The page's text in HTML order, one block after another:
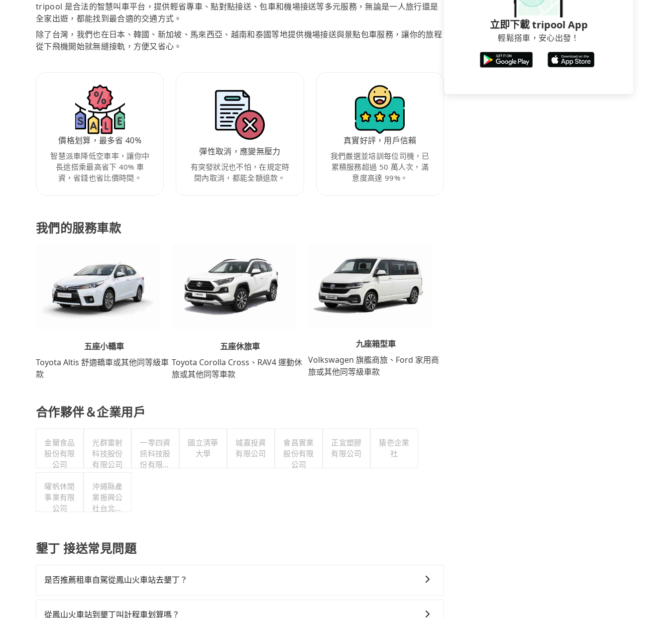
tripool 是合法的智慧叫車平台，提供輕省專車、點對點接送、包車和機場接送等多元服務，無論是一人旅行還是
全家出遊，都能找到最合適的交通方式。
除了台灣，我們也在日本、韓國、新加坡、馬來西亞、越南和泰國等地提供機場接送與景點包車服務，讓你的旅程
從下飛機開始就無縫接軌，方便又省心。
價格划算，最多省 40%
智慧派車降低空車率，讓你中
長途搭乘最高省下 40% 車
資，省錢也省比價時間。
彈性取消，應變無壓力
有突發狀況也不怕，在規定時
間內取消，都能全額退款。
真實好評，用戶信賴
我們嚴選並培訓每位司機，已
累積服務超過 50 萬人次，滿
意度高達 99%。
我們的服務車款
五座小轎車
Toyota Altis 舒適轎車或其他同等級車
款
五座休旅車
Toyota Corolla Cross、RAV4 運動休
旅或其他同等車款
九座箱型車
Volkswagen 旗艦商旅、Ford 家用商
旅或其他同等級車款
合作夥伴＆企業用戶
金蘭食品
股份有限
公司
光群雷射
科技股份
有限公司
一零四資
訊科技股
份有限公
國立清華
大學
城嘉投資
有限公司
會昌實業
股份有限
公司
正宜塑膠
有限公司
猿壱企業
社
曜帆休閒
事業有限
公司
沖繩縣產
業振興公
社台北事
墾丁 接送常見問題
是否推薦租車自駕從鳳山火車站去墾丁？
天就要來回，那在高雄路邊可隨租隨借的iRent應該是你最便宜選擇。註冊完iRent的app後，可以每小時
從鳳山火車站到墾丁叫計程車划算嗎？
立即下載 tripool App
輕鬆搭車，安心出發！